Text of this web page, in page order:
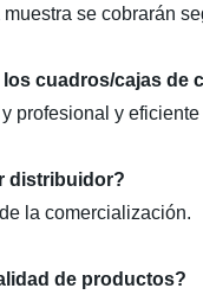
se cobrarán
cuadros/cajas de
profesional y
distribuidor?
la comercialización.
de productos?